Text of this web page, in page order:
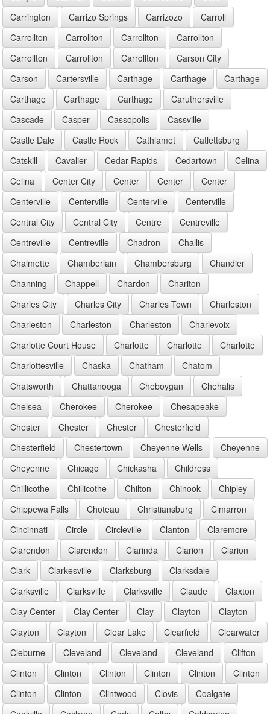
Carrington
Carrizo Springs Carrizozo
Carroll
Carrollton
Carrollton Carrollton
Carrollton
Carrollton
Carrollton Carrollton
Carson City
Carson
Cartersville Carthage Carthage
Carthage
Carthage
Carthage Carthage
Caruthersville
Cascade
Casper Cassopolis
Cassville
Castle Dale
Castle Rock Cathlamet
Catlettsburg
Catskill
Cavalier Cedar Rapids Cedartown
Celina
Celina
Center City Center Center
Center
Centerville
Centerville Centerville
Centerville
Central City
Central City Centre
Centreville
Centreville
Centreville Chadron
Challis
Chalmette
Chamberlain Chambersburg
Chandler
Channing
Chappell Chardon
Chariton
Charles City
Charles City Charles Town
Charleston
Charleston
Charleston Charleston
Charlevoix
Charlotte Court House
Charlotte Charlotte
Charlotte
Charlottesville
Chaska Chatham
Chatom
Chatsworth
Chattanooga Cheboygan
Chehalis
Chelsea
Cherokee Cherokee
Chesapeake
Chester
Chester Chester
Chesterfield
Chesterfield
Chestertown Cheyenne Wells
Cheyenne
Cheyenne
Chicago Chickasha
Childress
Chillicothe
Chillicothe Chilton Chinook
Chipley
Chippewa Falls
Choteau Christiansburg
Cimarron
Cincinnati
Circle Circleville Clanton
Claremore
Clarendon
Clarendon Clarinda Clarion
Clarion
Clark
Clarkesville Clarksburg
Clarksdale
Clarksville
Clarksville Clarksville Claude
Claxton
Clay Center
Clay Center Clay Clayton
Clayton
Clayton
Clayton Clear Lake Clearfield
Clearwater
Cleburne
Cleveland Cleveland Cleveland
Clifton
Clinton
Clinton Clinton Clinton Clinton
Clinton
Clinton
Clinton Clintwood Clovis
Coalgate